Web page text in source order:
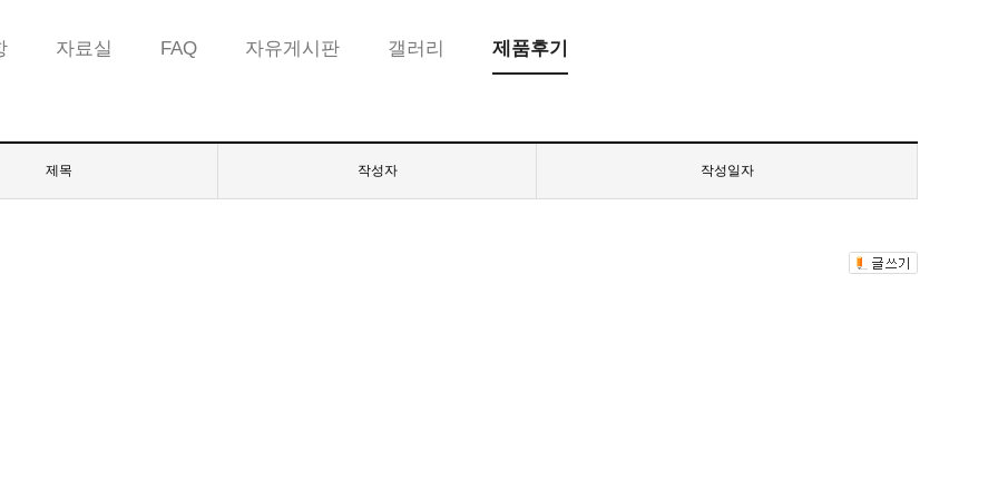
자료실 FAQ 자유게시판 갤러리 제품후기
제목 작성자 작성일자